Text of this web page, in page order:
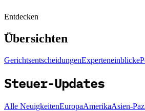
Entdecken
Übersichten
GerichtsentscheidungenExperteneinblicke
Steuer-Updates
Alle NeuigkeitenEuropaAmerikaAsien-